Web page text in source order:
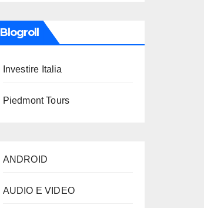
Blogroll
Investire Italia
Piedmont Tours
ANDROID
AUDIO E VIDEO